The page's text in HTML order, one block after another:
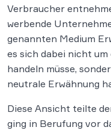
Verbraucher
werbende
genannten Medium
es sich dabei nicht
handeln müsse,
neutrale Erwähnung
Diese Ansicht teilte
ging in Berufung vor